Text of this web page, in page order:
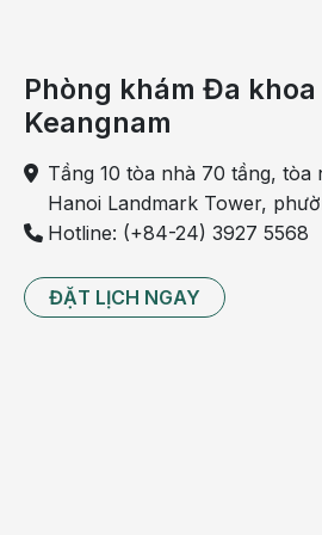
Lạm dụng kháng sinh có
Phòng khám Đa
Keangnam
Tầng 10 tòa nhà 70 tầng, tòa
Hanoi Landmark Tower,
Hotline: (+84-24) 3927 5568
ĐẶT LỊCH NGAY